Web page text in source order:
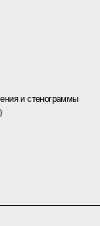
и стенограммы